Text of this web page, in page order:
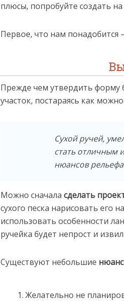
плюсы, попробуйте создать
Первое, что нам понадобится –
Прежде чем утвердить форму
участок, постараясь как
Сухой ручей,
стать отличным
нюансов
Можно сначала сделать
сухого песка нарисовать его
использовать особенности
ручейка будет непрост и
Существуют небольшие
Желательно не